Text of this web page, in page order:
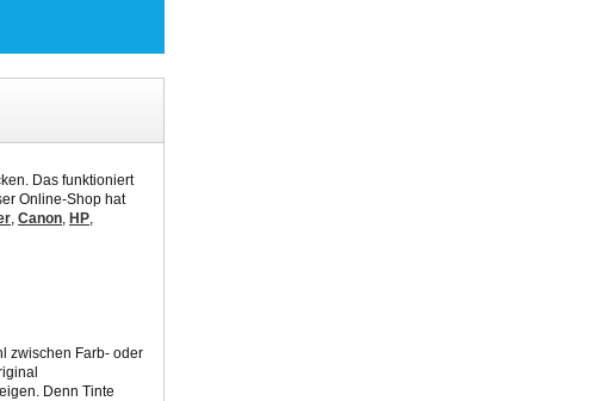
Das funktioniert
Online-Shop hat
, Canon, HP,
zwischen Farb- oder
Denn Tinte